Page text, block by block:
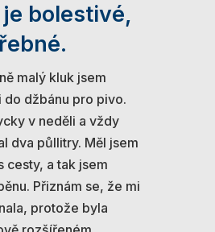
bolestivé,
malý kluk jsem
do džbánu pro pivo.
v neděli a vždy
dva půllitry. Měl jsem
cesty, a tak jsem
Přiznám se, že mi
protože byla